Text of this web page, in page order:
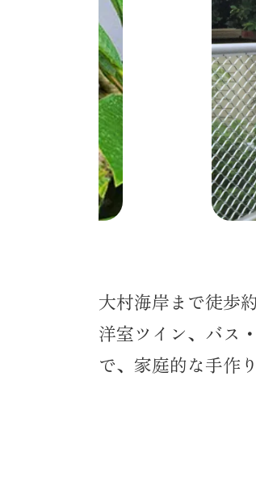
大村海岸まで徒歩
洋室ツイン、バス
で、家庭的な手作